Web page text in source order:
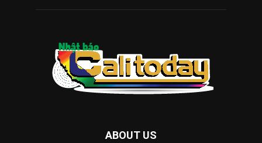
ABOUT US